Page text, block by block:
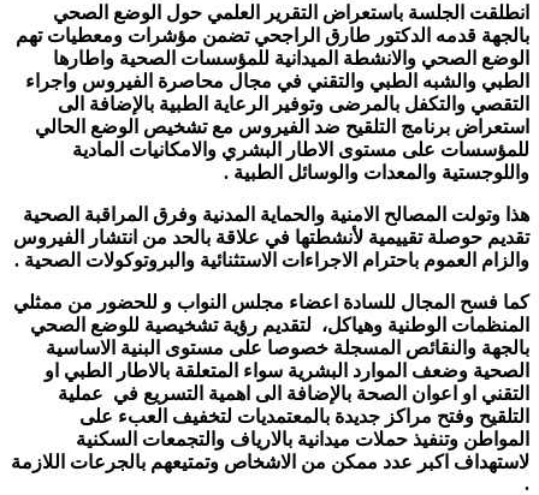
انطلقت الجلسة باستعراض التقرير العلمي حول الوضع الصحي
بالجهة قدمه الدكتور طارق الراجحي تضمن مؤشرات ومعطيات تهم
الوضع الصحي والانشطة الميدانية للمؤسسات الصحية واطارها
الطبي والشبه الطبي والتقني في مجال محاصرة الفيروس واجراء
التقصي والتكفل بالمرضى وتوفير الرعاية الطبية بالإضافة الى
استعراض برنامج التلقيح ضد الفيروس مع تشخيص الوضع الحالي
للمؤسسات على مستوى الاطار البشري والامكانيات المادية
واللوجستية والمعدات والوسائل الطبية .
هذا وتولت المصالح الامنية والحماية المدنية وفرق المراقبة الصحية
تقديم حوصلة تقييمية لأنشطتها في علاقة بالحد من انتشار الفيروس
والزام العموم باحترام الاجراءات الاستثنائية والبروتوكولات الصحية .
كما فسح المجال للسادة اعضاء مجلس النواب و للحضور من ممثلي
المنظمات الوطنية وهياكل، لتقديم رؤية تشخيصية للوضع الصحي
بالجهة والنقائص المسجلة خصوصا على مستوى البنية الاساسية
الصحية وضعف الموارد البشرية سواء المتعلقة بالاطار الطبي او
التقني او اعوان الصحة بالإضافة الى اهمية التسريع في عملية
التلقيح وفتح مراكز جديدة بالمعتمديات لتخفيف العبء على
المواطن وتنفيذ حملات ميدانية بالارياف والتجمعات السكنية
لاستهداف اكبر عدد ممكن من الاشخاص وتمتيعهم بالجرعات اللازمة
.